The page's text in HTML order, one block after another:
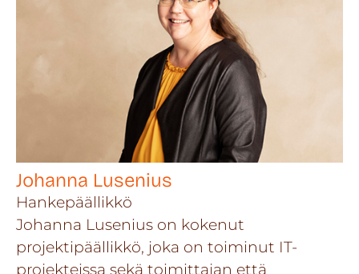
Johanna Lusenius
Hankepäällikkö
Johanna Lusenius on kokenut
projektipäällikkö, joka on toiminut IT-
projekteissa sekä toimittajan että